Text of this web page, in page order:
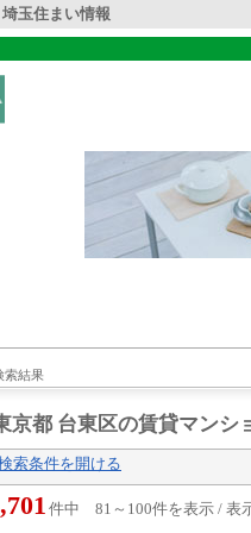
玉住まい情報
索結果
京都 台東区の賃貸マンシ
索条件を開ける
件中 81～100件を表示 / 表